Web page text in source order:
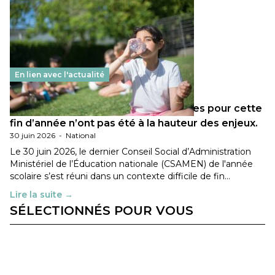
En lien avec l'actualité
Les décisions ministérielles attendues pour cette
fin d’année n’ont pas été à la hauteur des enjeux.
30 juin 2026 - National
Le 30 juin 2026, le dernier Conseil Social d’Administration
Ministériel de l’Éducation nationale (CSAMEN) de l'année
scolaire s’est réuni dans un contexte difficile de fin…
Lire la suite →
SÉLECTIONNÉS POUR VOUS